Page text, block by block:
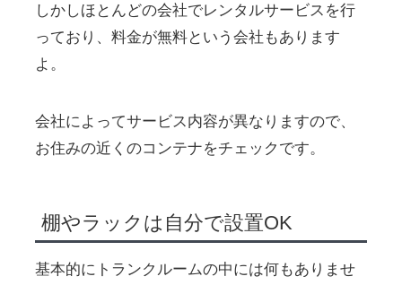
しかしほとんどの会社でレンタルサービスを行
っており、料金が無料という会社もあります
よ。
会社によってサービス内容が異なりますので、
お住みの近くのコンテナをチェックです。
棚やラックは自分で設置OK
基本的にトランクルームの中には何もありませ